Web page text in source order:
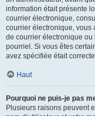
information était présente
courrier électronique,
courrier électronique, vous
de courrier électronique ou
pourriel. Si vous êtes
avez spécifiée était
Haut
Pourquoi ne puis-je pas
Plusieurs raisons peuvent